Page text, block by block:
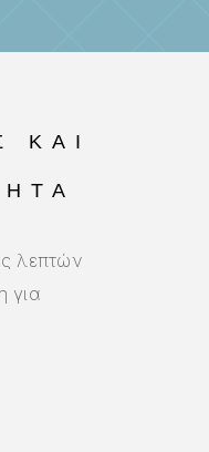
ΚΑΙ
λεπτών
για